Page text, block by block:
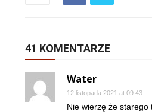
41 KOMENTARZE
Water
12 listopada 2021 at 09:43
Nie wierzę że